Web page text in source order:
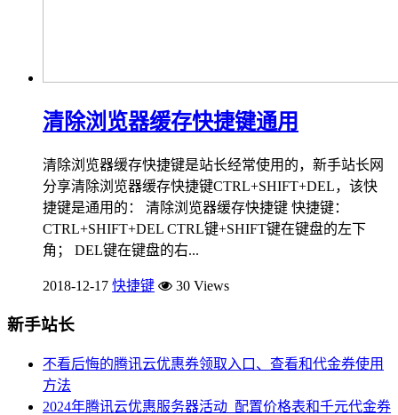
清除浏览器缓存快捷键通用
清除浏览器缓存快捷键是站长经常使用的，新手站长网
分享清除浏览器缓存快捷键CTRL+SHIFT+DEL，该快
捷键是通用的： 清除浏览器缓存快捷键 快捷键：
CTRL+SHIFT+DEL CTRL键+SHIFT键在键盘的左下
角； DEL键在键盘的右...
2018-12-17 快捷键 30 Views
新手站长
不看后悔的腾讯云优惠券领取入口、查看和代金券使用
方法
2024年腾讯云优惠服务器活动_配置价格表和千元代金券